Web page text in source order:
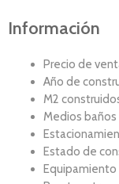
Información
Precio de
Año de
M2
Medios baños
Estado de
Equipamiento